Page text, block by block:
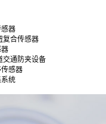
器
复合传感器
交通防夹设备
传感器
统